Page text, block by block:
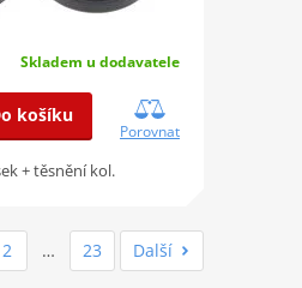
Skladem u dodavatele
košíku
Porovnat
+ těsnění kol.
2 … 23 Další